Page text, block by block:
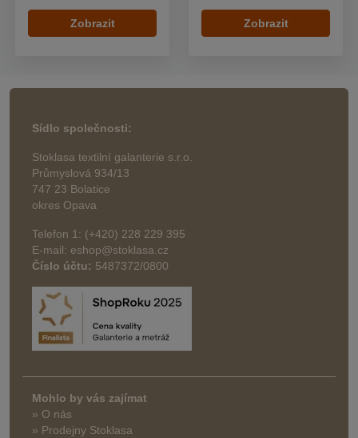
Zobrazit Zobrazit
Sídlo společnosti:
Stoklasa textilní galanterie s.r.o.
Průmyslová 934/13
747 23 Bolatice
okres Opava
Telefon 1: (+420) 228 229 395
E-mail: eshop@stoklasa.cz
Číslo účtu: 5487372/0800
Mohlo by vás zajímat
» O nás
» Prodejny Stoklasa